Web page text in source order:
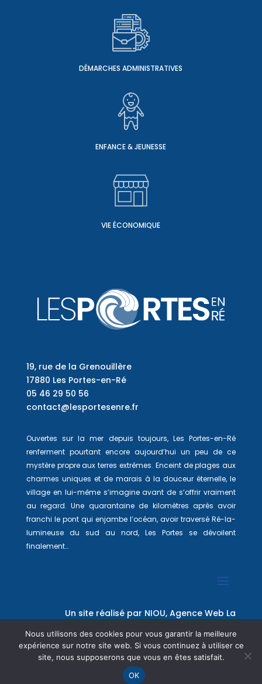
DÉMARCHES ADMINISTRATIVES
ENFANCE & JEUNESSE
VIE ÉCONOMIQUE
19, rue de la Grenouillère
17880 Les Portes-en-Ré
05 46 29 50 56
contact@lesportesenre.fr
Ouvertes sur la mer depuis toujours, Les Portes-en-Ré
renferment pourtant encore aujourd’hui un peu de ce
mystère propre aux terres extrêmes. Enceint de plages aux
charmes uniques et de marais à la douceur éternelle, le
village en lui-même s’imagine avant de s’offrir vraiment
au regard. Une quarantaine de kilomètres après avoir
franchi le pont qui enjambe l’océan, avoir traversé Ré-la-
lumineuse du sud au nord, Les Portes se dévoilent
finalement…
Un site réalisé par NIOU, Agence Web La
Nous utilisons des cookies pour vous garantir la meilleure
expérience sur notre site web. Si vous continuez à utiliser ce
site, nous supposerons que vous en êtes satisfait.
OK